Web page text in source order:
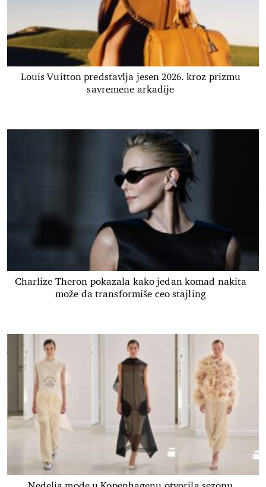
Louis Vuitton predstavlja jesen 2026. kroz prizmu
savremene arkadije
Charlize Theron pokazala kako jedan komad nakita
može da transformiše ceo stajling